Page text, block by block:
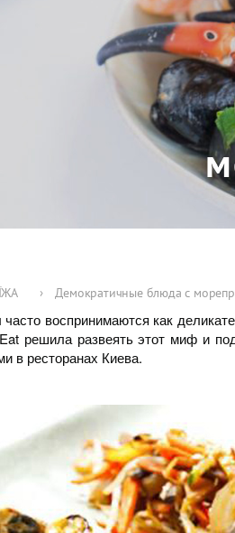
› Демократичные блюда с
воспринимаются как
решила развеять этот миф и
в ресторанах Киева.